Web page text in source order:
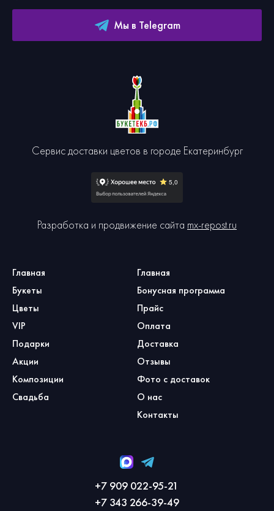
Главная
Букеты
Цветы
VIP
Подарки
Акции
Композиции
Свадьба
Главная
Бонусная программа
Прайс
Оплата
Доставка
Отзывы
Фото с доставок
О нас
Контакты
Сервис доставки цветов в городе Екатеринбург
Разработка и продвижение сайта mx-repost.ru
Мы в Telegram
+7 909 022-95-21
+7 343 266-39-49